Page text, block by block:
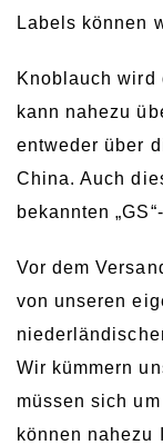
Labels können
Knoblauch wird
kann nahezu
entweder über
China. Auch
bekannten
Vor dem
von unseren
Wir kümmern
müssen sich
können nahezu